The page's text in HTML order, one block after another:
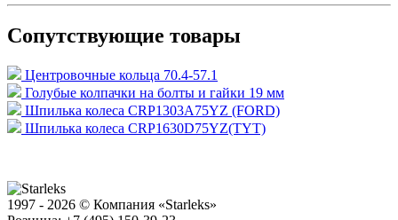
Сопутствующие товары
Центровочные кольца 70.4-57.1
Голубые колпачки на болты и гайки 19 мм
Шпилька колеса CRP1303A75YZ (FORD)
Шпилька колеса CRP1630D75YZ(TYT)
1997 - 2026 © Компания «Starleks»